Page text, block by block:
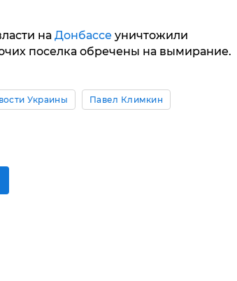
на Донбассеуничтожили
поселка обречены на вымирание.
Украины Павел Климкин